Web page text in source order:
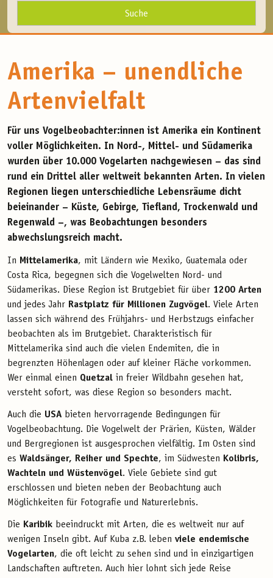
Amerika – unendliche
Artenvielfalt
Für uns Vogelbeobachter:innen ist Amerika ein Kontinent
voller Möglichkeiten. In Nord-, Mittel- und Südamerika
wurden über 10.000 Vogelarten nachgewiesen – das sind
rund ein Drittel aller weltweit bekannten Arten. In vielen
Regionen liegen unterschiedliche Lebensräume dicht
beieinander – Küste, Gebirge, Tiefland, Trockenwald und
Regenwald –, was Beobachtungen besonders
abwechslungsreich macht.
In Mittelamerika, mit Ländern wie Mexiko, Guatemala oder
Costa Rica, begegnen sich die Vogelwelten Nord- und
Südamerikas. Diese Region ist Brutgebiet für über 1200 Arten
und jedes Jahr Rastplatz für Millionen Zugvögel. Viele Arten
lassen sich während des Frühjahrs- und Herbstzugs einfacher
beobachten als im Brutgebiet. Charakteristisch für
Mittelamerika sind auch die vielen Endemiten, die in
begrenzten Höhenlagen oder auf kleiner Fläche vorkommen.
Wer einmal einen Quetzal in freier Wildbahn gesehen hat,
versteht sofort, was diese Region so besonders macht.
Auch die USA bieten hervorragende Bedingungen für
Vogelbeobachtung. Die Vogelwelt der Prärien, Küsten, Wälder
und Bergregionen ist ausgesprochen vielfältig. Im Osten sind
es Waldsänger, Reiher und Spechte, im Südwesten Kolibris,
Wachteln und Wüstenvögel. Viele Gebiete sind gut
erschlossen und bieten neben der Beobachtung auch
Möglichkeiten für Fotografie und Naturerlebnis.
Die Karibik beeindruckt mit Arten, die es weltweit nur auf
wenigen Inseln gibt. Auf Kuba z.B. leben viele endemische
Vogelarten, die oft leicht zu sehen sind und in einzigartigen
Landschaften auftreten. Auch hier lohnt sich jede Reise